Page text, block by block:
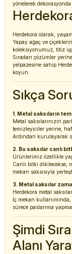
yönelerek
Herdekora olarak,
Yapay ağaç ve
koleksiyonumuz, titiz
Sıradan çözümler
yelpazesine sahip
koyun.
Sıkça
1. Metal saksıların
Metal saksılarınızın
temizleyiciler yerine,
Ardından kurulayarak
2. Bu saksılar canlı
Ürünlerimiz özellikle
Canlı bitki dikilecekse,
mekan saksısıyla
3. Metal saksılar
Herdekora metal
İç mekan
sürece paslanma
Şimdi
Alanı